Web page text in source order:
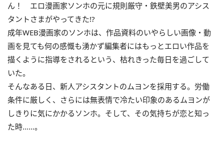
ん！ エロ漫画家ソンホの元に規則厳守・鉄壁美男のアシス
タントさまがやってきた!?
成年WEB漫画家のソンホは、作品資料のいやらしい画像・動
画を見ても何の感慨も湧かず編集者にはもっとエロい作品を
描くように指導をされるという、枯れきった毎日を過ごして
いた。
そんなある日、新人アシスタントのムヨンを採用する。労働
条件に厳しく、さらには無表情で冷たい印象のあるムヨンが
しきりに気にかかるソンホ。そして、その気持ちが恋と知っ
た時……。